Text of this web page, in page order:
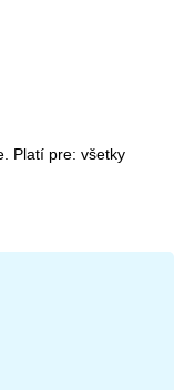
Platí pre: všetky